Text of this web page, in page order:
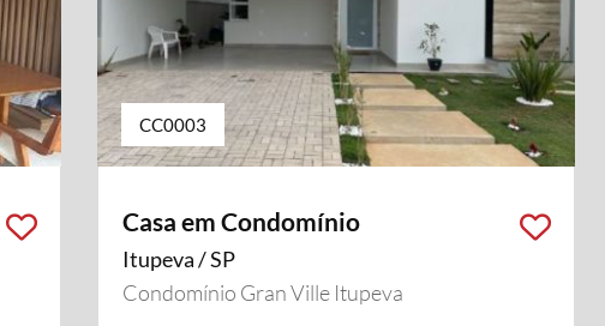
CC0003
Casa em Condomínio
Itupeva / SP
Condomínio Gran Ville Itupeva